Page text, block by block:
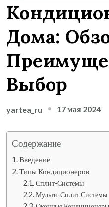
Дома:
Выбор
yartea_ru 17 мая 2024
Содержание
Введение
Типы Кондиционеров
Сплит-Системы
Мульти-Сплит Системы